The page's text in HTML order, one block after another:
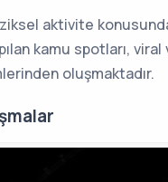
aktivite
kamu spotları,
oluşmaktadır.